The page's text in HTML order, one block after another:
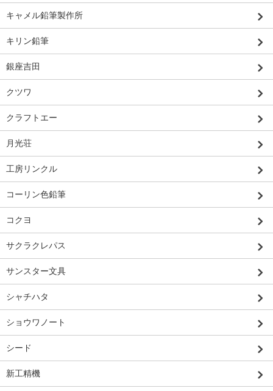
キャメル鉛筆製作所
キリン鉛筆
銀座吉田
クツワ
クラフトエー
月光荘
工房リンクル
コーリン色鉛筆
コクヨ
サクラクレパス
サンスター文具
シャチハタ
ショウワノート
シード
新工精機